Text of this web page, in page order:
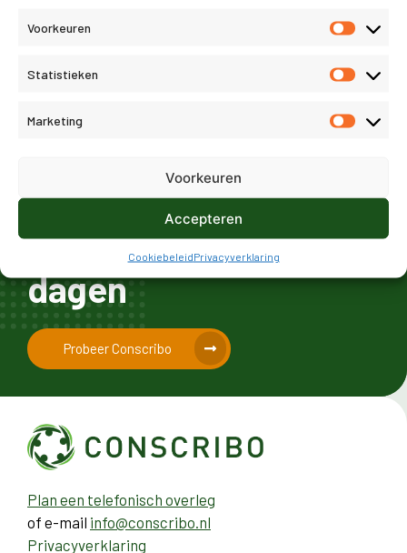
Voorkeuren
Statistieken
Marketing
Accepteren
Voorkeuren
CookiebeleidPrivacyverklaring
jouwgratis
proefperiodevan 21
dagen
Probeer Conscribo
Plan een telefonisch overleg
of e-mail info@conscribo.nl
Privacyverklaring